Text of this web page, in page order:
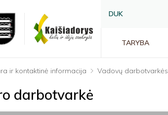
DUK
TARYBA
ir kontaktinė informacija Vadovų darbotvarkės
darbotvarkė